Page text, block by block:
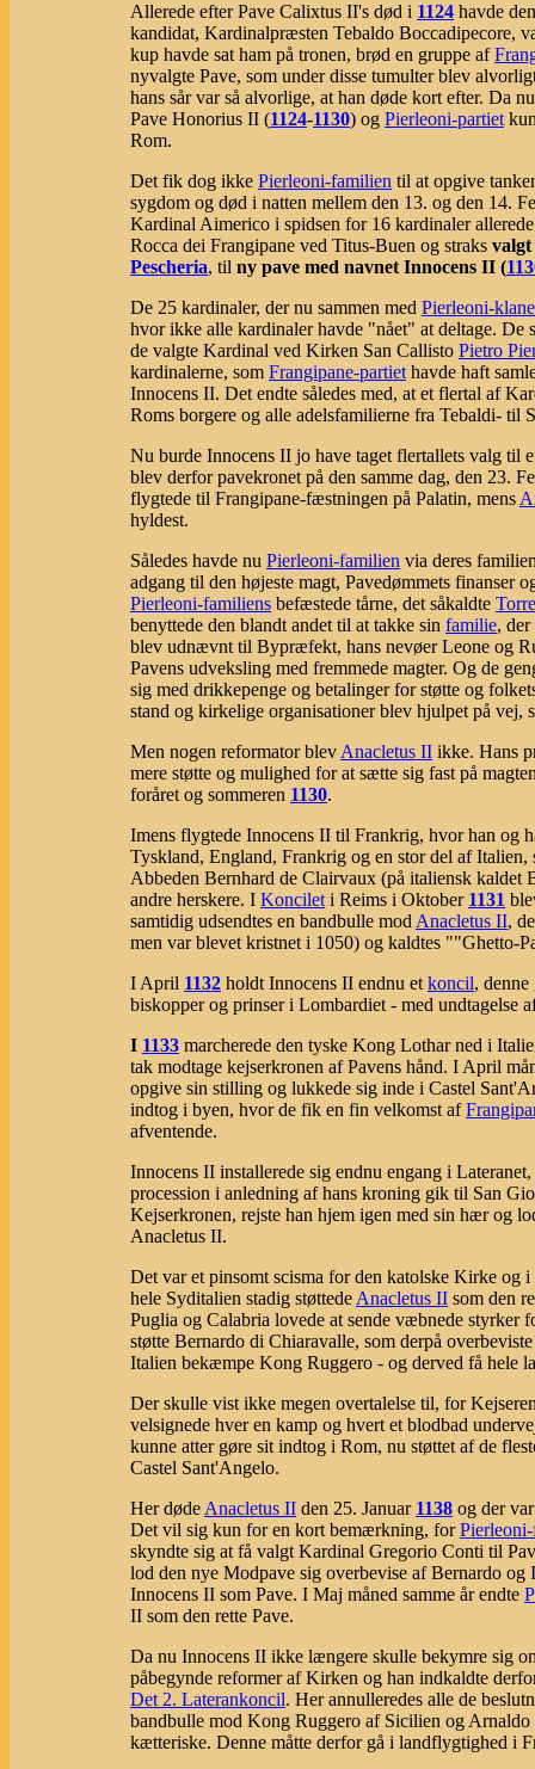
Allerede efter Pave Calixtus II's død i 1124 havde
kandidat, Kardinalpræsten Tebaldo Boccadipecore,
kup havde sat ham på tronen, brød en gruppe af
nyvalgte Pave, som under disse tumulter blev
hans sår var så alvorlige, at han døde kort efter. Da
Pave Honorius II (1124-1130) og Pierleoni-partiet
Rom.
Det fik dog ikke Pierleoni-familien til at opgive
sygdom og død i natten mellem den 13. og den 14.
Kardinal Aimerico i spidsen for 16 kardinaler
Rocca dei Frangipane ved Titus-Buen og straks
Pescheria, til ny pave med navnet Innocens II (
De 25 kardinaler, der nu sammen med Pierleoni-
hvor ikke alle kardinaler havde "nået" at deltage.
de valgte Kardinal ved Kirken San Callisto Pietro
kardinalerne, som Frangipane-partiet havde haft
Innocens II. Det endte således med, at et flertal af
Roms borgere og alle adelsfamilierne fra Tebaldi- til
Nu burde Innocens II jo have taget flertallets valg til
blev derfor pavekronet på den samme dag, den 23.
flygtede til Frangipane-fæstningen på Palatin, mens
hyldest.
Således havde nu Pierleoni-familien via deres
adgang til den højeste magt, Pavedømmets finanser
Pierleoni-familiens befæstede tårne, det såkaldte
benyttede den blandt andet til at takke sin familie,
blev udnævnt til Bypræfekt, hans nevøer Leone og
Pavens udveksling med fremmede magter. Og de
sig med drikkepenge og betalinger for støtte og
stand og kirkelige organisationer blev hjulpet på vej,
Men nogen reformator blev Anacletus II ikke. Hans
mere støtte og mulighed for at sætte sig fast på
foråret og sommeren 1130.
Imens flygtede Innocens II til Frankrig, hvor han og
Tyskland, England, Frankrig og en stor del af
Abbeden Bernhard de Clairvaux (på italiensk kaldet
andre herskere. I Koncilet i Reims i Oktober 1131
samtidig udsendtes en bandbulle mod Anacletus II,
men var blevet kristnet i 1050) og kaldtes ""Ghetto-
I April 1132 holdt Innocens II endnu et koncil,
biskopper og prinser i Lombardiet - med undtagelse
I 1133 marcherede den tyske Kong Lothar ned i
tak modtage kejserkronen af Pavens hånd. I April
opgive sin stilling og lukkede sig inde i Castel
indtog i byen, hvor de fik en fin velkomst af
afventende.
Innocens II installerede sig endnu engang i
procession i anledning af hans kroning gik til San
Kejserkronen, rejste han hjem igen med sin hær og
Anacletus II.
Det var et pinsomt scisma for den katolske Kirke og i
hele Syditalien stadig støttede Anacletus II som den
Puglia og Calabria lovede at sende væbnede styrker
støtte Bernardo di Chiaravalle, som derpå
Italien bekæmpe Kong Ruggero - og derved få hele
Der skulle vist ikke megen overtalelse til, for
velsignede hver en kamp og hvert et blodbad
kunne atter gøre sit indtog i Rom, nu støttet af de
Castel Sant'Angelo.
Her døde Anacletus II den 25. Januar 1138 og der
Det vil sig kun for en kort bemærkning, for
skyndte sig at få valgt Kardinal Gregorio Conti til
lod den nye Modpave sig overbevise af Bernardo og
Innocens II som Pave. I Maj måned samme år endte
II som den rette Pave.
Da nu Innocens II ikke længere skulle bekymre sig
påbegynde reformer af Kirken og han indkaldte
Det 2. Laterankoncil. Her annulleredes alle de
bandbulle mod Kong Ruggero af Sicilien og Arnaldo
kætteriske. Denne måtte derfor gå i landflygtighed i